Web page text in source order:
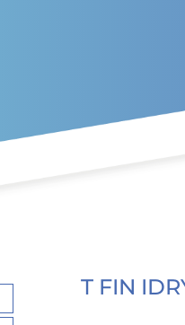
T FIN